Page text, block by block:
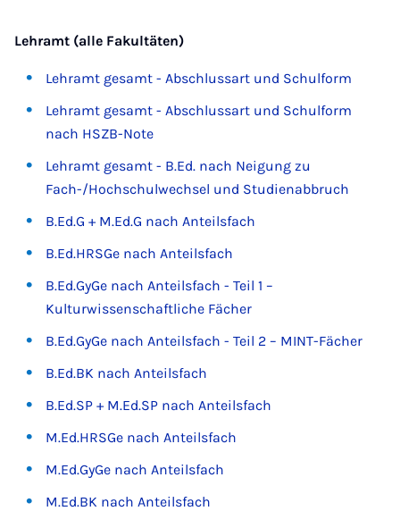
Lehramt (alle Fakultäten)
Lehramt gesamt - Abschlussart und Schulform
Lehramt gesamt - Abschlussart und Schulform
nach HSZB-Note
Lehramt gesamt - B.Ed. nach Neigung zu
Fach-/Hochschulwechsel und Studienabbruch
B.Ed.G + M.Ed.G nach Anteilsfach
B.Ed.HRSGe nach Anteilsfach
B.Ed.GyGe nach Anteilsfach - Teil 1 –
Kulturwissenschaftliche Fächer
B.Ed.GyGe nach Anteilsfach - Teil 2 – MINT-Fächer
B.Ed.BK nach Anteilsfach
B.Ed.SP + M.Ed.SP nach Anteilsfach
M.Ed.HRSGe nach Anteilsfach
M.Ed.GyGe nach Anteilsfach
M.Ed.BK nach Anteilsfach